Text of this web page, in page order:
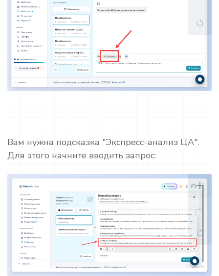
Вам нужна подсказка "Экспресс-анализ ЦА".
Для этого начните вводить запрос: